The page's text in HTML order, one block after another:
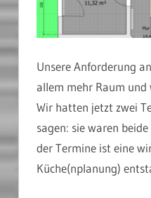
Unsere Anforderung
allem mehr Raum und
Wir hatten jetzt zwei
sagen: sie waren
der Termine ist eine
Küche(nplanung)